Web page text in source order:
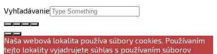
Vyhľadávanie
Naša webová lokalita používa súbory cookies. Používaním
tejto lokality vyjadrujete súhlas s používaním súborov